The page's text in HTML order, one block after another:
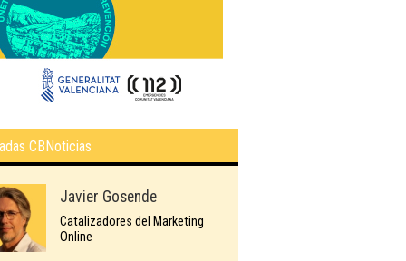
CBNoticias
Javier Gosende
Catalizadores del Marketing
Online